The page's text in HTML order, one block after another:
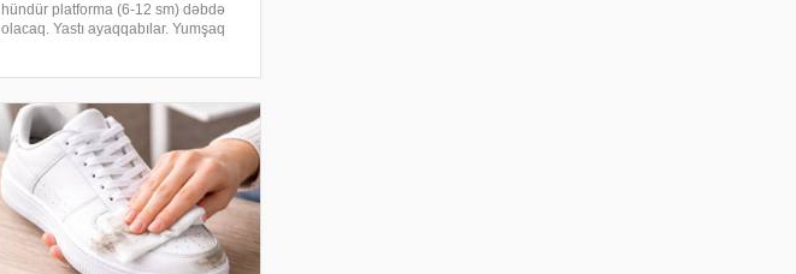
hündür platforma (6-12 sm) dəbdə
olacaq. Yastı ayaqqabılar. Yumşaq
üçbucaqlı və ya uzunsovdur